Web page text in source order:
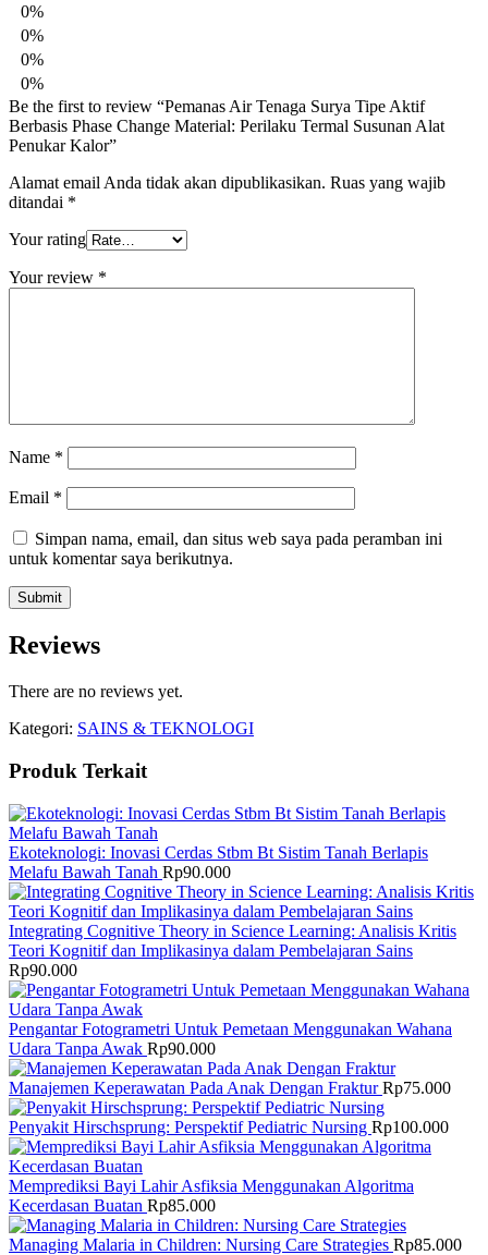
0%
0%
0%
0%
Be the first to review “Pemanas Air Tenaga Surya Tipe Aktif
Berbasis Phase Change Material: Perilaku Termal Susunan Alat
Penukar Kalor”
Alamat email Anda tidak akan dipublikasikan. Ruas yang wajib
ditandai *
Your rating
Your review *
Name *
Email *
Simpan nama, email, dan situs web saya pada peramban ini
untuk komentar saya berikutnya.
Reviews
There are no reviews yet.
Kategori: SAINS & TEKNOLOGI
Produk Terkait
Ekoteknologi: Inovasi Cerdas Stbm Bt Sistim Tanah Berlapis
Melafu Bawah Tanah Rp90.000
Integrating Cognitive Theory in Science Learning: Analisis Kritis
Teori Kognitif dan Implikasinya dalam Pembelajaran Sains
Rp90.000
Pengantar Fotogrametri Untuk Pemetaan Menggunakan Wahana
Udara Tanpa Awak Rp90.000
Manajemen Keperawatan Pada Anak Dengan FrakturRp75.000
Penyakit Hirschsprung: Perspektif Pediatric Nursing Rp100.000
Memprediksi Bayi Lahir Asfiksia Menggunakan Algoritma
Kecerdasan Buatan Rp85.000
Managing Malaria in Children: Nursing Care Strategies Rp85.000